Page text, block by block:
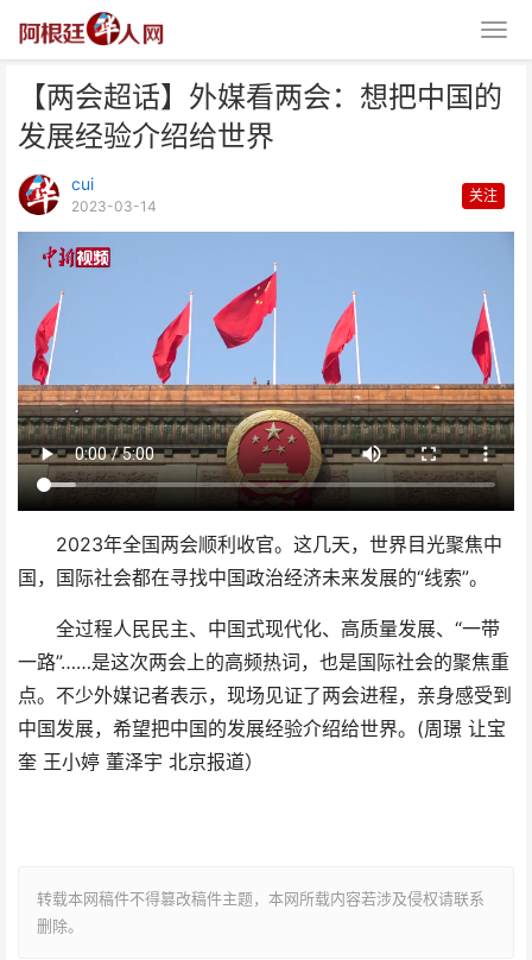
【两会超话】外媒看两会：想把中国的
发展经验介绍给世界
cui
2023-03-14
关注
2023年全国两会顺利收官。这几天，世界目光聚焦中
国，国际社会都在寻找中国政治经济未来发展的“线索”。
全过程人民民主、中国式现代化、高质量发展、“一带
一路”……是这次两会上的高频热词，也是国际社会的聚焦重
点。不少外媒记者表示，现场见证了两会进程，亲身感受到
中国发展，希望把中国的发展经验介绍给世界。(周璟 让宝
奎 王小婷 董泽宇 北京报道）
转载本网稿件不得篡改稿件主题，本网所载内容若涉及侵权请联系
删除。
【两会超话】外媒看两会：想把中
国的发展经验介绍给世界